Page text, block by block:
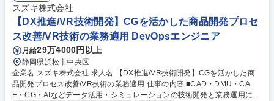
部門へのサポート ※変更の範囲：会社の定める業務 募集職種 【浜松市】
人事労務（遠鉄グループ全体の労務管理体制の整備・運用）
スズキ株式会社
【DX推進/VR技術開発】CGを活かした商品開発プロセ
ス改善/VR技術の業務適用 DevOpsエンジニア
月給29万4000円以上
静岡県浜松市中央区
企業名 スズキ株式会社 求人名 【DX推進/VR技術開発】CGを活かした商
品開発プロセス改善/VR技術の業務適用 仕事の内容 ■CAD・DMU・CA
E・CG・AIなどデータ活用・シミュレーションの技術開発と業務運用によ